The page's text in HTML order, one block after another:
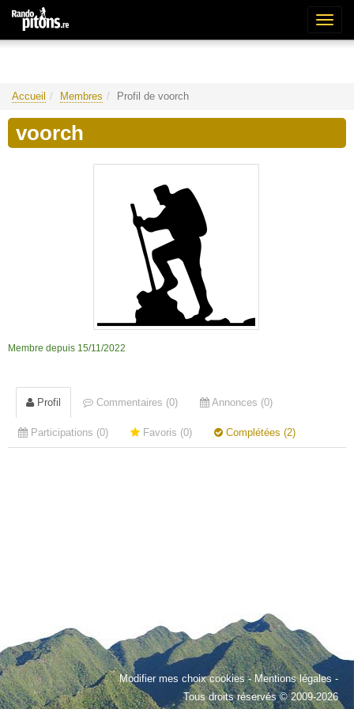
Accueil Membres Profil de voorch
voorch
Membre depuis 15/11/2022
Profil Commentaires (0) Annonces (0)
Participations (0) Favoris (0) Complétées (2)
Modifier mes choix cookies-Mentions légales -
Tous droits réservés © 2009-2026